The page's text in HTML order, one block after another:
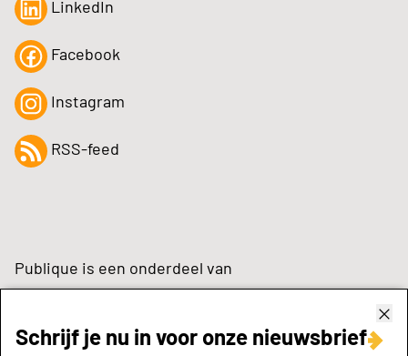
Schrijf je nu in voor onze nieuwsbrief
LinkedIn
Facebook
Instagram
RSS-feed
Publique is een onderdeel van